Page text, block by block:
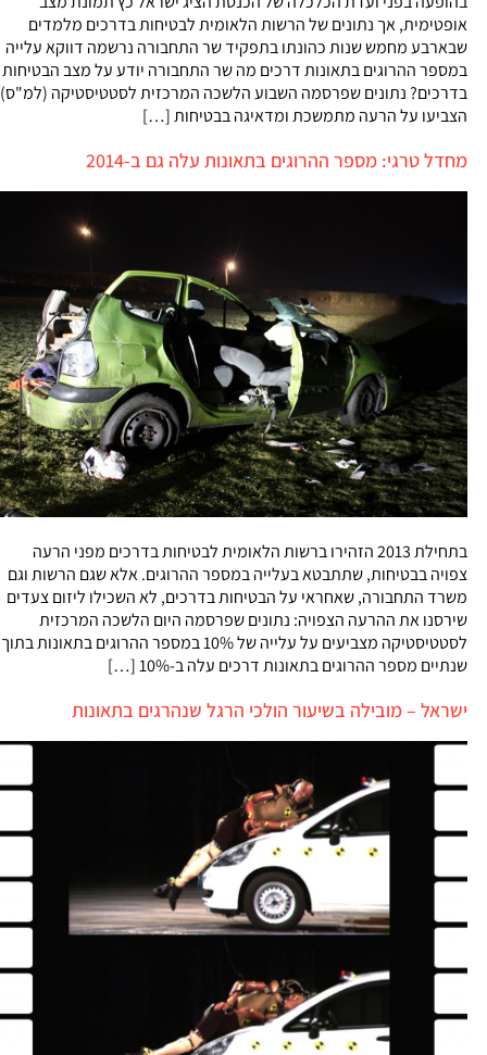
אופטימית, אך נתונים של הרשות הלאומית לבטיחות בדרכים מלמדים
שבארבע מחמש שנות כהונתו בתפקיד שר התחבורה נרשמה דווקא עלייה
במספר ההרוגים בתאונות דרכים מה שר התחבורה יודע על מצב הבטיחות
בדרכים? נתונים שפרסמה השבוע הלשכה המרכזית לסטטיסטיקה (למ"ס)
הצביעו על הרעה מתמשכת ומדאיגה בבטיחות […]
מחדל טרגי: מספר ההרוגים בתאונות עלה גם ב-2014
בתחילת 2013 הזהירו ברשות הלאומית לבטיחות בדרכים מפני הרעה
צפויה בבטיחות, שתתבטא בעלייה במספר ההרוגים. אלא שגם הרשות וגם
משרד התחבורה, שאחראי על הבטיחות בדרכים, לא השכילו ליזום צעדים
שירסנו את ההרעה הצפויה: נתונים שפרסמה היום הלשכה המרכזית
לסטטיסטיקה מצביעים על עלייה של 10% במספר ההרוגים בתאונות בתוך
שנתיים מספר ההרוגים בתאונות דרכים עלה ב-10% […]
ישראל – מובילה בשיעור הולכי הרגל שנהרגים בתאונות